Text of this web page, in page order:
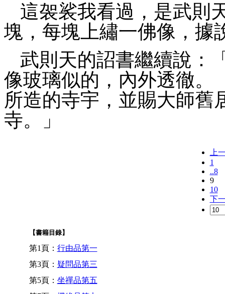
這袈裟我看過，是武則
塊，每塊上繡一佛像，據
武則天的詔書繼續說：
像玻璃似的，內外透徹。
所造的寺宇，並賜大師舊
寺。」
上
1
..8
9
10
下
【書籍目錄】
第1頁： 行由品第一
第3頁： 疑問品第三
第5頁： 坐禪品第五